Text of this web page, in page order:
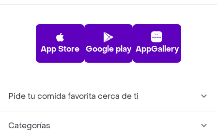
App Store Google play AppGallery
Pide tu comida favorita cerca de ti
Categorías